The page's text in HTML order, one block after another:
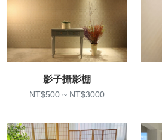
影子攝影棚
NT$500 ~ NT$3000